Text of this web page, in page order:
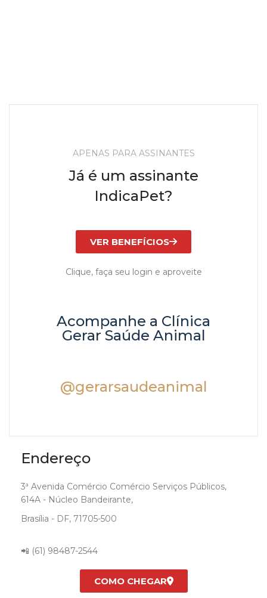
APENAS PARA ASSINANTES
Já é um assinante
IndicaPet?
VER BENEFÍCIOS
Clique, faça seu login e aproveite
Acompanhe a Clínica
Gerar Saúde Animal
@gerarsaudeanimal
Endereço
3ª Avenida Comércio Comércio Serviços Públicos,
614A - Núcleo Bandeirante,
Brasília - DF, 71705-500
📲 (61) 98487-2544
COMO CHEGAR